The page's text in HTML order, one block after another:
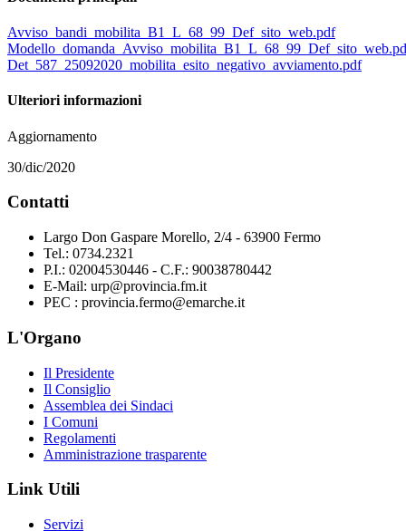
Avviso_bandi_mobilita_B1_L_68_99_Def_sito_web.pdf
Det_587_25092020_mobilita_esito_negativo_avviamento.pdf
Ulteriori informazioni
Aggiornamento
30/dic/2020
Contatti
Largo Don Gaspare Morello, 2/4 - 63900 Fermo
Tel.: 0734.2321
P.I.: 02004530446 - C.F.: 90038780442
E-Mail: urp@provincia.fm.it
PEC : provincia.fermo@emarche.it
L'Organo
Il Presidente
Il Consiglio
Assemblea dei Sindaci
I Comuni
Regolamenti
Amministrazione trasparente
Link Utili
Servizi